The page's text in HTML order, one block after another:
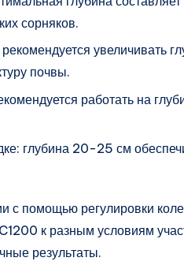
сорняков.
увеличивать
почвы.
работать на
глубина 20-25 см
с помощью регулировки
к разным условиям
результаты.